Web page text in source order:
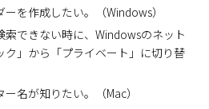
を作成したい。（Windows）
索できない時に、Windowsのネット
ク」から「プライベート」に切り替
名が知りたい。（Mac）